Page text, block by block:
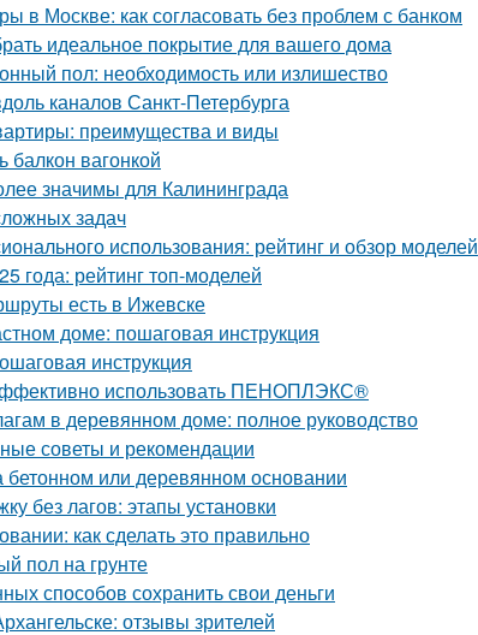
в Москве: как согласовать без проблем с банком
идеальное покрытие для вашего дома
пол: необходимость или излишество
каналов Санкт-Петербурга
преимущества и виды
балкон вагонкой
значимы для Калининграда
задач
использования: рейтинг и обзор моделей
года: рейтинг топ-моделей
есть в Ижевске
доме: пошаговая инструкция
инструкция
использовать ПЕНОПЛЭКС®
в деревянном доме: полное руководство
советы и рекомендации
или деревянном основании
без лагов: этапы установки
как сделать это правильно
пол на грунте
способов сохранить свои деньги
отзывы зрителей